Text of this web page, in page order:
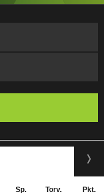
Sp. Torv. Pkt.